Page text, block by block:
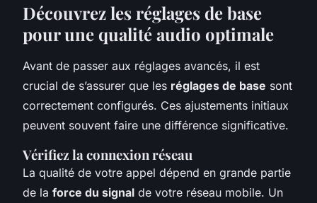
Découvrez les réglages de base
pour une qualité audio optimale
Avant de passer aux réglages avancés, il est
crucial de s’assurer que les réglages de base sont
correctement configurés. Ces ajustements initiaux
peuvent souvent faire une différence significative.
Vérifiez la connexion réseau
La qualité de votre appel dépend en grande partie
de la force du signal de votre réseau mobile. Un